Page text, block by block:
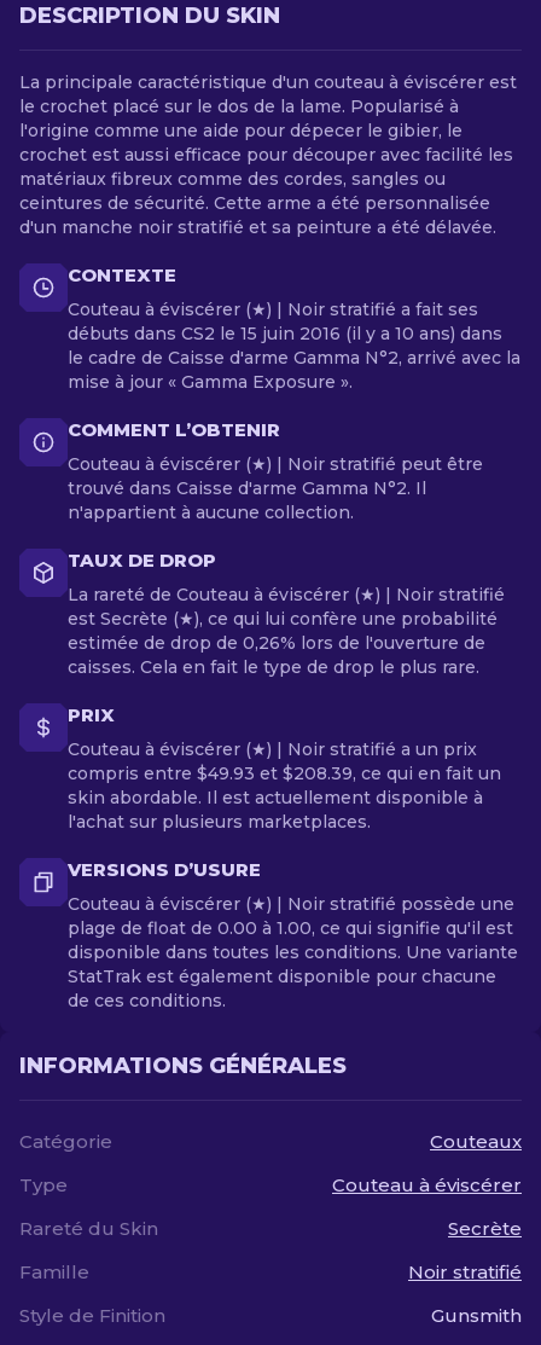
DESCRIPTION DU SKIN
La principale caractéristique d'un couteau à éviscérer est
le crochet placé sur le dos de la lame. Popularisé à
l'origine comme une aide pour dépecer le gibier, le
crochet est aussi efficace pour découper avec facilité les
matériaux fibreux comme des cordes, sangles ou
ceintures de sécurité. Cette arme a été personnalisée
d'un manche noir stratifié et sa peinture a été délavée.
CONTEXTE
Couteau à éviscérer (★) | Noir stratifié a fait ses
débuts dans CS2 le 15 juin 2016 (il y a 10 ans) dans
le cadre de Caisse d'arme Gamma N°2, arrivé avec la
mise à jour « Gamma Exposure ».
COMMENT L’OBTENIR
Couteau à éviscérer (★) | Noir stratifié peut être
trouvé dans Caisse d'arme Gamma N°2. Il
n'appartient à aucune collection.
TAUX DE DROP
La rareté de Couteau à éviscérer (★) | Noir stratifié
est Secrète (★), ce qui lui confère une probabilité
estimée de drop de 0,26% lors de l'ouverture de
caisses. Cela en fait le type de drop le plus rare.
PRIX
Couteau à éviscérer (★) | Noir stratifié a un prix
compris entre $49.93 et $208.39, ce qui en fait un
skin abordable. Il est actuellement disponible à
l'achat sur plusieurs marketplaces.
VERSIONS D’USURE
Couteau à éviscérer (★) | Noir stratifié possède une
plage de float de 0.00 à 1.00, ce qui signifie qu'il est
disponible dans toutes les conditions. Une variante
StatTrak est également disponible pour chacune
de ces conditions.
INFORMATIONS GÉNÉRALES
Catégorie
Couteaux
Type
Couteau à éviscérer
Rareté du Skin
Secrète
Famille
Noir stratifié
Style de Finition
Gunsmith